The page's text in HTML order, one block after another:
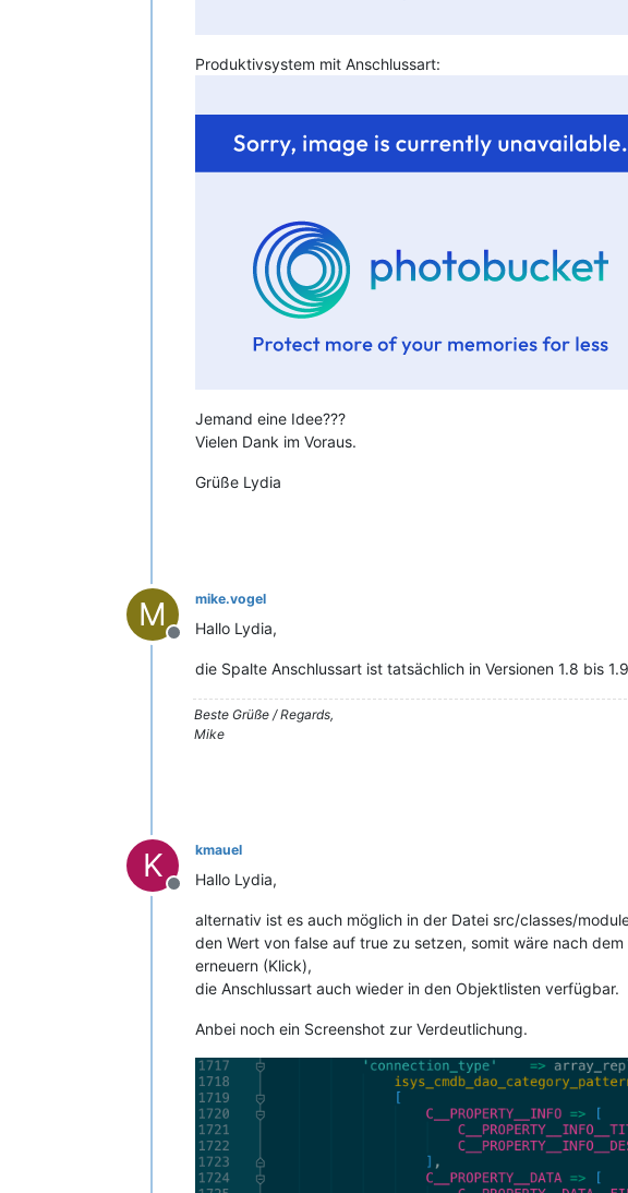
Produktivsystem mit Anschlussart:
Jemand eine Idee???
Vielen Dank im Voraus.
Grüße Lydia
M
Offline
mike.vogel
Hallo Lydia,
die Spalte Anschlussart ist tatsächlich in Versionen 1.8 bis
Beste Grüße / Regards,
Mike
K
Offline
kmauel
Hallo Lydia,
alternativ ist es auch möglich in der Datei src/classes/
den Wert von false auf true zu setzen, somit wäre nach
erneuern (Klick),
die Anschlussart auch wieder in den Objektlisten verfügbar.
Anbei noch ein Screenshot zur Verdeutlichung.